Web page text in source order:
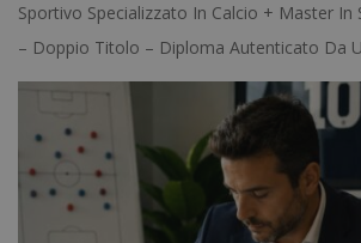
Sportivo Specializzato In Calcio + Master In
– Doppio Titolo – Diploma Autenticato Da